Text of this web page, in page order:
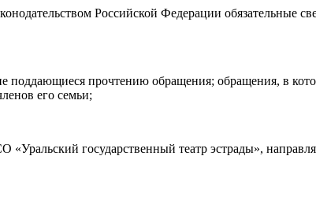
Российской Федерации обязательные
поддающиеся прочтению обращения; обращения, в
его семьи;
государственный театр эстрады»,